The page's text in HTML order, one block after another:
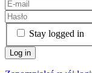
Stay logged in